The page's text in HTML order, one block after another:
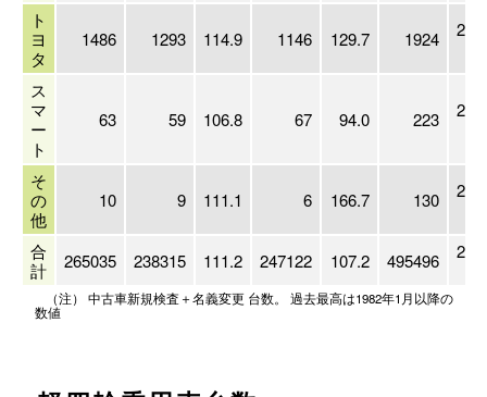
ト
ヨ
タ
1486 1293 114.9 1146 129.7 1924
ス
マ
ー
ト
63 59 106.8 67 94.0 223
そ
の
他
10 9 111.1 6 166.7 130
合
計
265035 238315 111.2 247122 107.2 495496
（注） 中古車新規検査＋名義変更 台数。 過去最高は1982年1月以降の
数値